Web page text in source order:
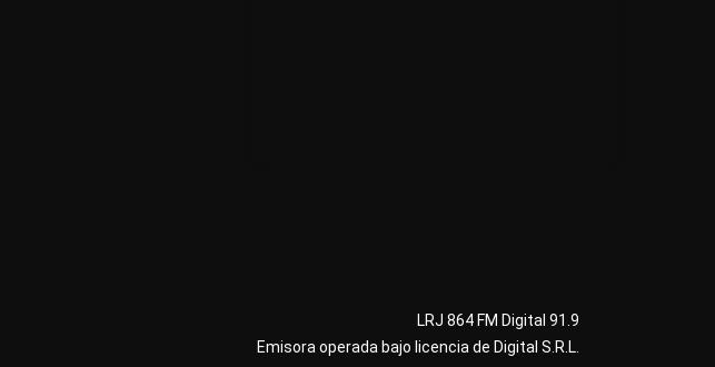
LRJ 864 FM Digital 91.9
Emisora operada bajo licencia de Digital S.R.L.